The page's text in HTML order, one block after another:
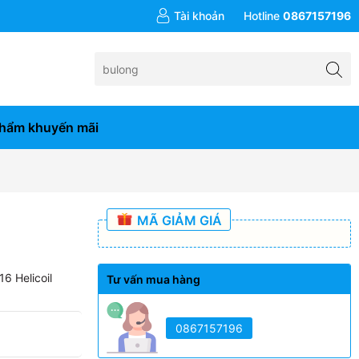
Tài khoản Hotline 0867157196
khuyến mãi
Helicoil
MÃ GIẢM GIÁ
Tư vấn mua hàng
0867157196